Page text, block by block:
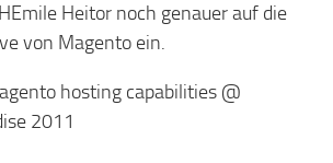
Heitor noch genauer auf die
von Magento ein.
hosting capabilities @
2011